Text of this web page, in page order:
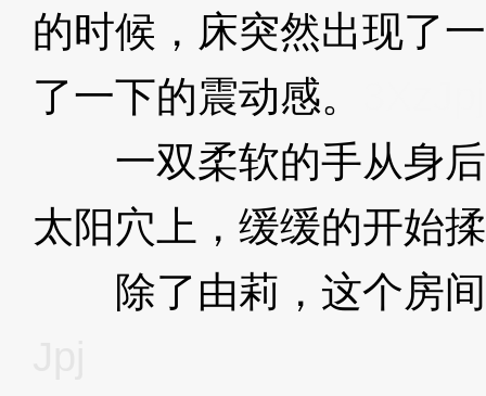
的时候，床突然出现了
了一下的震动感。
一双柔软的手从身后
太阳穴上，缓缓的开始
除了由莉，这个房间